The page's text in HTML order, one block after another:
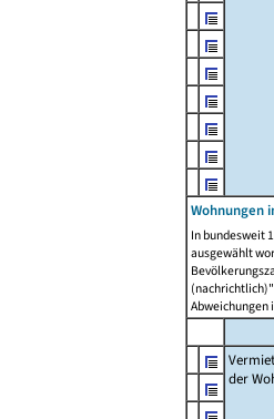
Wohnungen
In bundesweit
ausgewählt
Abweichungen
der